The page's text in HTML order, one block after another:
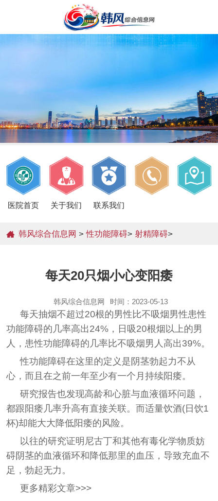
医院首页 关于我们 联系我们
韩风综合信息网 >性功能障碍>射精障碍>
每天20只烟小心变阳痿
韩风综合信息网 时间：2023-05-13
每天抽烟不超过20根的男性比不吸烟男性患性
功能障碍的几率高出24%，日吸20根烟以上的男
人，患性功能障碍的几率比不吸烟男人高出39%。
性功能障碍在这里的定义是阴茎勃起力不从
心，而且在之前一年至少有一个月持续阳痿。
研究报告也发现高龄和心脏与血液循环问题，
都跟阳痿几率升高有直接关联。而适量饮酒(日饮1
杯)却能大大降低阳痿的风险。
以往的研究证明尼古丁和其他有毒化学物质妨
碍阴茎的血液循环和降低那里的血压，导致充血不
足，勃起无力。
更多精彩文章>>>